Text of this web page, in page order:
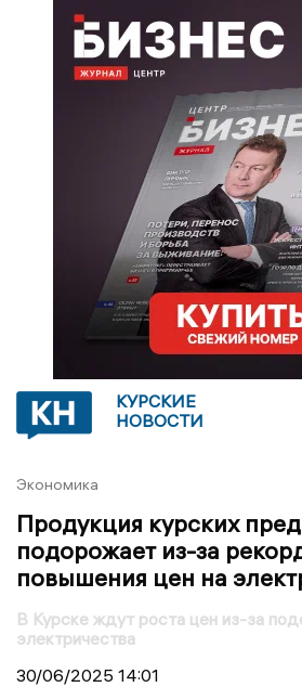
КУРСКИЕ
НОВОСТИ
Экономика
Продукция курских
подорожает из-за
повышения цен на
В Курске ждут роста цен из-за
электричества
30/06/2025 14:01